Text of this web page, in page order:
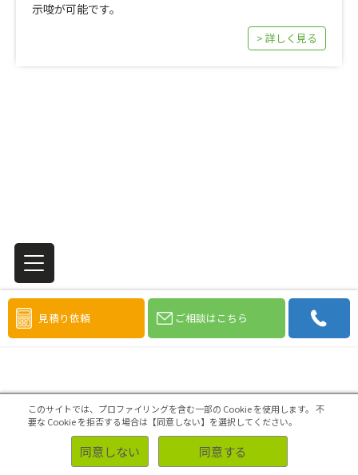
示唆が可能です。
> 詳しく見る
パッケージ調査を成功させるためのポイントは？
見積り依頼 ご相談はこちら
このサイトでは、プロファイリングを含む一部の Cookie を使用します。 不
要な Cookie を拒否する場合は【同意しない】を選択してください。
同意しない 同意する